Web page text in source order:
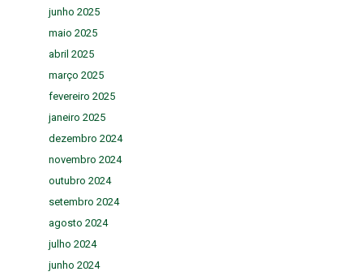
junho 2025
maio 2025
abril 2025
março 2025
fevereiro 2025
janeiro 2025
dezembro 2024
novembro 2024
outubro 2024
setembro 2024
agosto 2024
julho 2024
junho 2024